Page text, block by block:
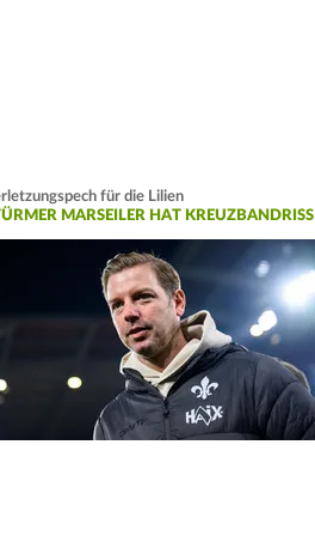
für die Lilien
MARSEILER HAT KREUZBANDRISS